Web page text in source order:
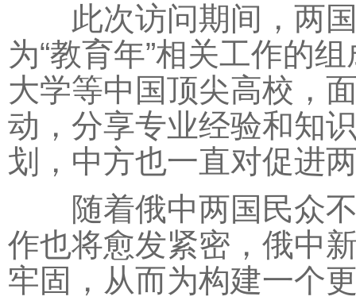
此次访问期间，两国
为“教育年”相关工作的
大学等中国顶尖高校，
动，分享专业经验和知
划，中方也一直对促进
随着俄中两国民众不
作也将愈发紧密，俄中
牢固，从而为构建一个